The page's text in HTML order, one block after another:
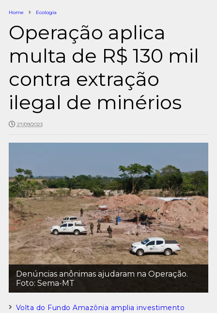
Home Ecologia
Operação aplica
multa de R$ 130 mil
contra extração
ilegal de minérios
27/09/2023
Denúncias anônimas ajudaram na Operação.
Foto: Sema-MT
Volta do Fundo Amazônia amplia investimento